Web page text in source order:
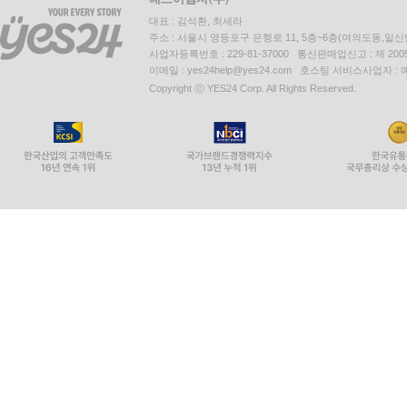
대표 : 김석환, 최세라
주소 : 서울시 영등포구 은행로 11, 5층~6층(여의도동,일신
사업자등록번호 : 229-81-37000 통신판매업신고 : 제
이메일 : yes24help@yes24.com 호스팅 서비스사업자 :
Copyright ⓒ YES24 Corp. All Rights Reserved.